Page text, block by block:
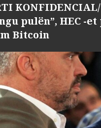
pulën”, HEC -
Bitcoin